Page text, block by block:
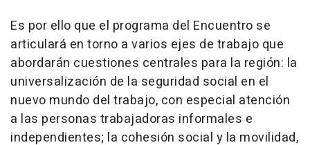
Es por ello que el programa del Encuentro se
articulará en torno a varios ejes de trabajo que
abordarán cuestiones centrales para la región: la
universalización de la seguridad social en el
nuevo mundo del trabajo, con especial atención
a las personas trabajadoras informales e
independientes; la cohesión social y la movilidad,